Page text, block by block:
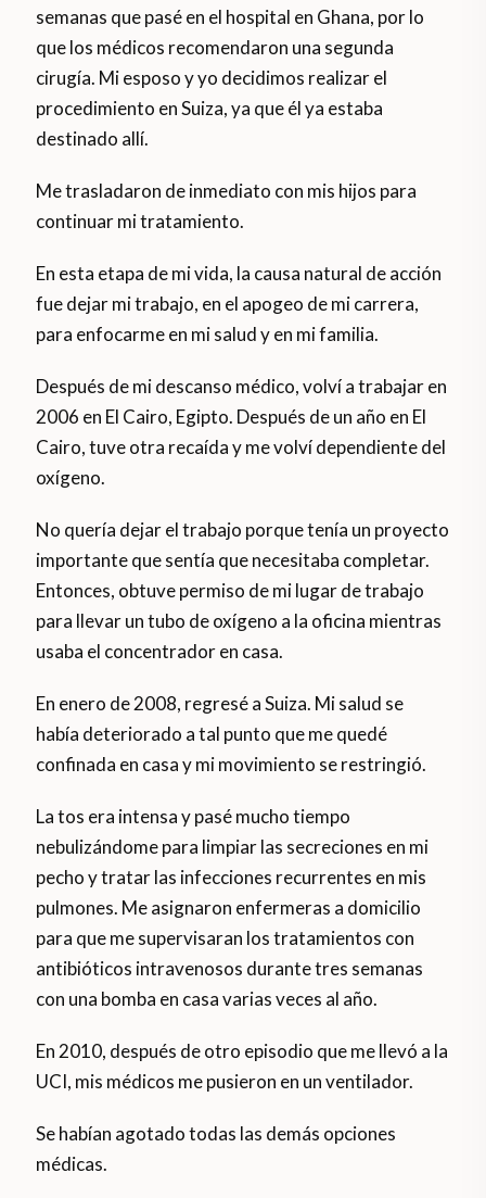
semanas que pasé en el hospital en Ghana, por lo
que los médicos recomendaron una segunda
cirugía. Mi esposo y yo decidimos realizar el
procedimiento en Suiza, ya que él ya estaba
destinado allí.
Me trasladaron de inmediato con mis hijos para
continuar mi tratamiento.
En esta etapa de mi vida, la causa natural de acción
fue dejar mi trabajo, en el apogeo de mi carrera,
para enfocarme en mi salud y en mi familia.
Después de mi descanso médico, volví a trabajar en
2006 en El Cairo, Egipto. Después de un año en El
Cairo, tuve otra recaída y me volví dependiente del
oxígeno.
No quería dejar el trabajo porque tenía un proyecto
importante que sentía que necesitaba completar.
Entonces, obtuve permiso de mi lugar de trabajo
para llevar un tubo de oxígeno a la oficina mientras
usaba el concentrador en casa.
En enero de 2008, regresé a Suiza. Mi salud se
había deteriorado a tal punto que me quedé
confinada en casa y mi movimiento se restringió.
La tos era intensa y pasé mucho tiempo
nebulizándome para limpiar las secreciones en mi
pecho y tratar las infecciones recurrentes en mis
pulmones. Me asignaron enfermeras a domicilio
para que me supervisaran los tratamientos con
antibióticos intravenosos durante tres semanas
con una bomba en casa varias veces al año.
En 2010, después de otro episodio que me llevó a la
UCI, mis médicos me pusieron en un ventilador.
Se habían agotado todas las demás opciones
médicas.